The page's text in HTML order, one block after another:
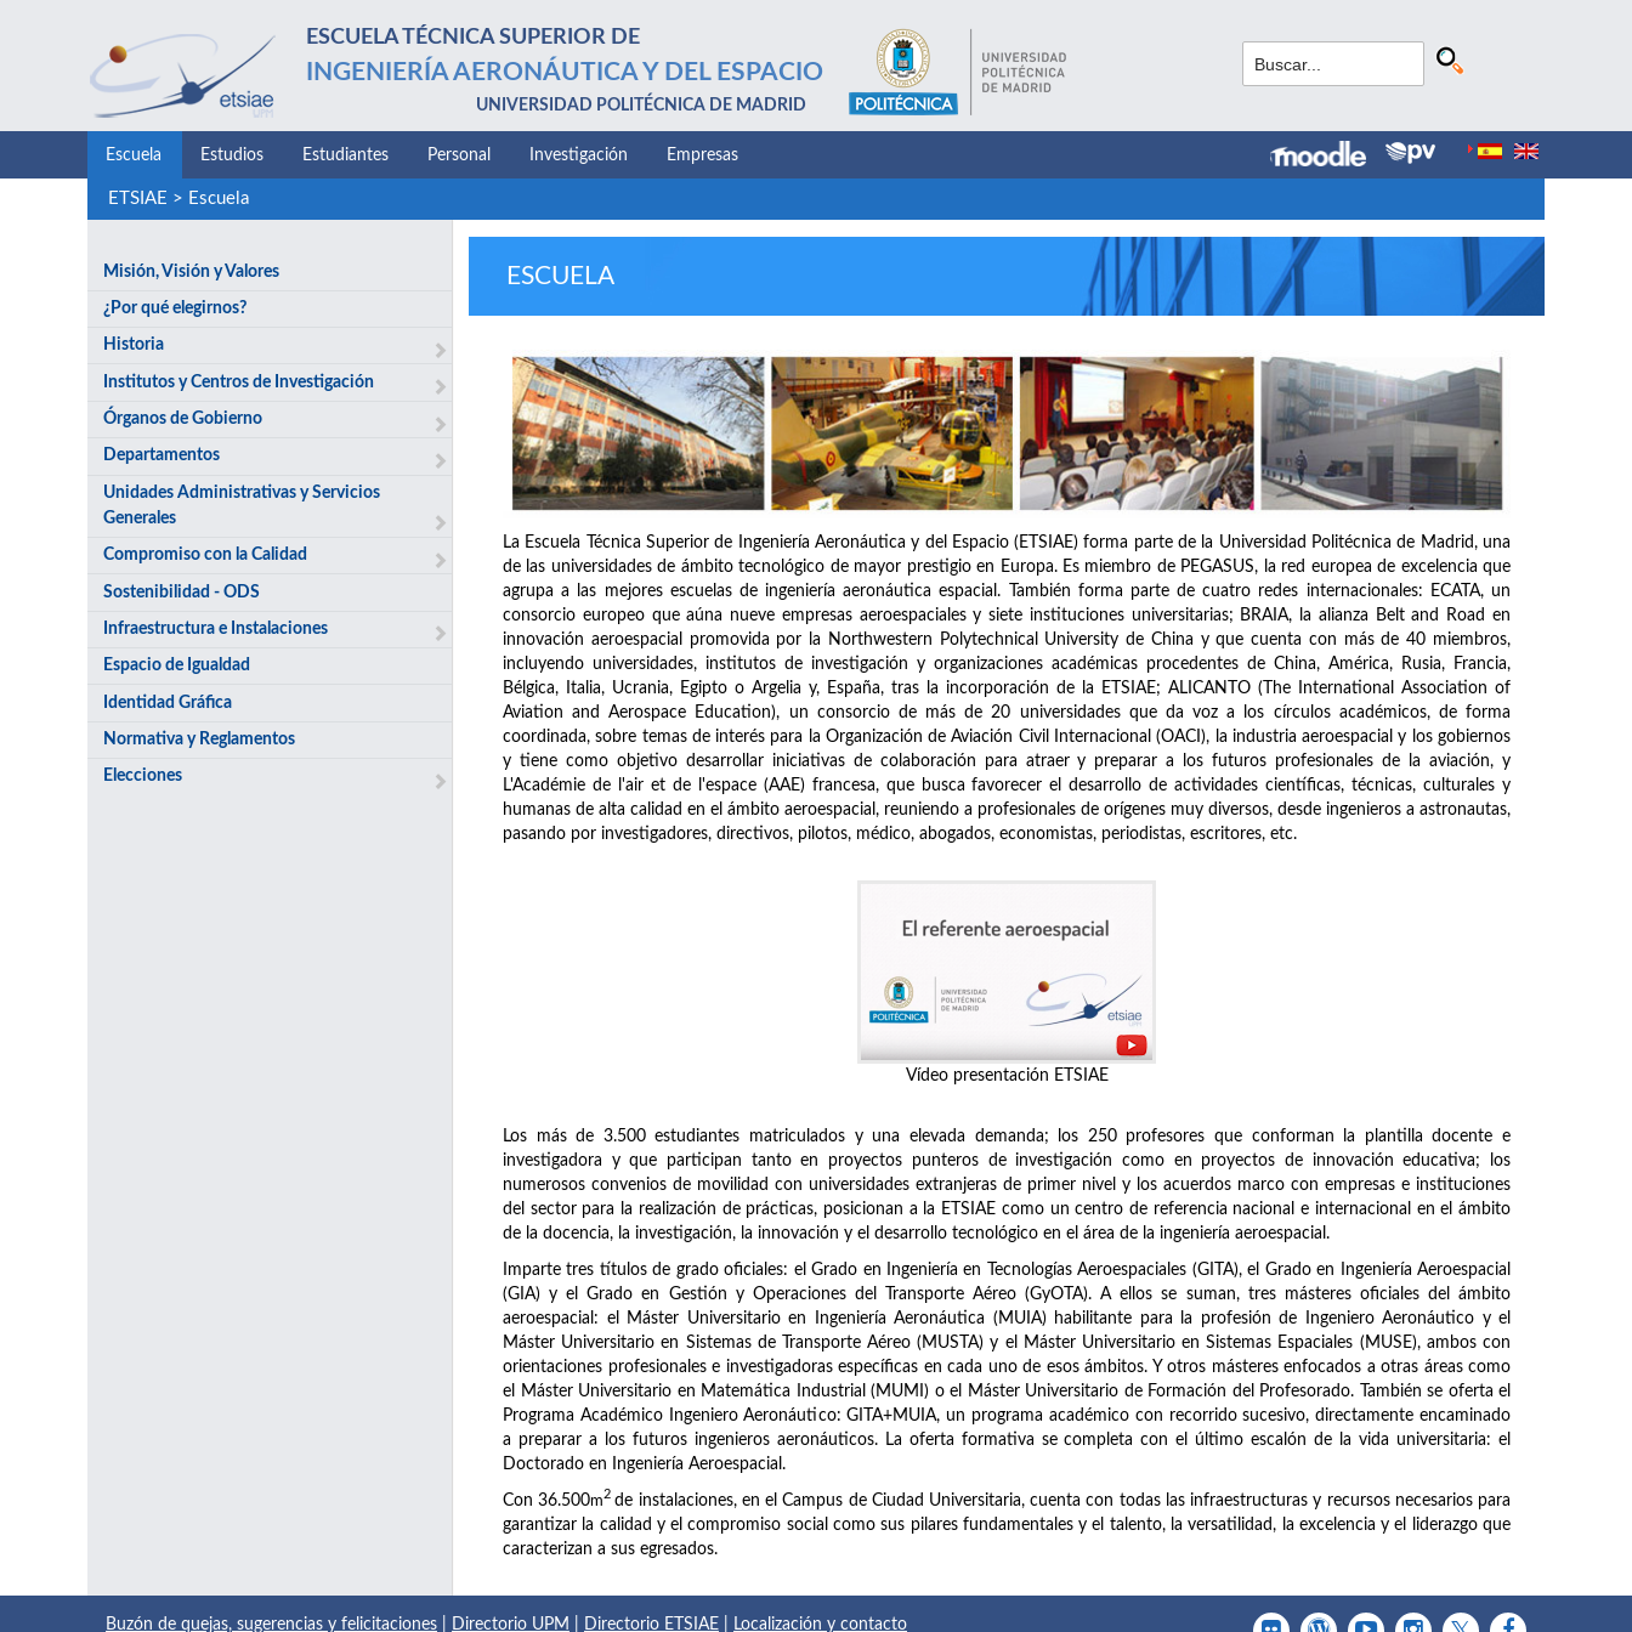
ESCUELA TÉCNICA SUPERIOR DE
INGENIERÍA AERONÁUTICA Y DEL ESPACIO
UNIVERSIDAD POLITÉCNICA DE MADRID
Escuela Estudios Estudiantes Personal Investigación Empresas
ETSIAE > Escuela
Misión, Visión y Valores
¿Por qué elegirnos?
Historia
Institutos y Centros de Investigación
Órganos de Gobierno
Departamentos
Unidades Administrativas y Servicios
Generales
Compromiso con la Calidad
Sostenibilidad - ODS
Infraestructura e Instalaciones
Espacio de Igualdad
Identidad Gráfica
Normativa y Reglamentos
Elecciones
ESCUELA
La Escuela Técnica Superior de Ingeniería Aeronáutica y del Espacio (ETSIAE) forma parte de la Universidad Politécnica de Madrid, una
de las universidades de ámbito tecnológico de mayor prestigio en Europa. Es miembro de PEGASUS, la red europea de excelencia que
agrupa a las mejores escuelas de ingeniería aeronáutica espacial. También forma parte de cuatro redes internacionales: ECATA, un
consorcio europeo que aúna nueve empresas aeroespaciales y siete instituciones universitarias; BRAIA, la alianza Belt and Road en
innovación aeroespacial promovida por la Northwestern Polytechnical University de China y que cuenta con más de 40 miembros,
incluyendo universidades, institutos de investigación y organizaciones académicas procedentes de China, América, Rusia, Francia,
Bélgica, Italia, Ucrania, Egipto o Argelia y, España, tras la incorporación de la ETSIAE; ALICANTO (The International Association of
Aviation and Aerospace Education), un consorcio de más de 20 universidades que da voz a los círculos académicos, de forma
coordinada, sobre temas de interés para la Organización de Aviación Civil Internacional (OACI), la industria aeroespacial y los gobiernos
y tiene como objetivo desarrollar iniciativas de colaboración para atraer y preparar a los futuros profesionales de la aviación, y
L'Académie de l'air et de l'espace (AAE) francesa, que busca favorecer el desarrollo de actividades científicas, técnicas, culturales y
humanas de alta calidad en el ámbito aeroespacial, reuniendo a profesionales de orígenes muy diversos, desde ingenieros a astronautas,
pasando por investigadores, directivos, pilotos, médico, abogados, economistas, periodistas, escritores, etc.
Vídeo presentación ETSIAE
Los más de 3.500 estudiantes matriculados y una elevada demanda; los 250 profesores que conforman la plantilla docente e
investigadora y que participan tanto en proyectos punteros de investigación como en proyectos de innovación educativa; los
numerosos convenios de movilidad con universidades extranjeras de primer nivel y los acuerdos marco con empresas e instituciones
del sector para la realización de prácticas, posicionan a la ETSIAE como un centro de referencia nacional e internacional en el ámbito
de la docencia, la investigación, la innovación y el desarrollo tecnológico en el área de la ingeniería aeroespacial.
Imparte tres títulos de grado oficiales: el Grado en Ingeniería en Tecnologías Aeroespaciales (GITA), el Grado en Ingeniería Aeroespacial
(GIA) y el Grado en Gestión y Operaciones del Transporte Aéreo (GyOTA). A ellos se suman, tres másteres oficiales del ámbito
aeroespacial: el Máster Universitario en Ingeniería Aeronáutica (MUIA) habilitante para la profesión de Ingeniero Aeronáutico y el
Máster Universitario en Sistemas de Transporte Aéreo (MUSTA) y el Máster Universitario en Sistemas Espaciales (MUSE), ambos con
orientaciones profesionales e investigadoras específicas en cada uno de esos ámbitos. Y otros másteres enfocados a otras áreas como
el Máster Universitario en Matemática Industrial (MUMI) o el Máster Universitario de Formación del Profesorado. También se oferta el
Programa Académico Ingeniero Aeronáutico: GITA+MUIA, un programa académico con recorrido sucesivo, directamente encaminado
a preparar a los futuros ingenieros aeronáuticos. La oferta formativa se completa con el último escalón de la vida universitaria: el
Doctorado en Ingeniería Aeroespacial.
Con 36.500m2 de instalaciones, en el Campus de Ciudad Universitaria, cuenta con todas las infraestructuras y recursos necesarios para
garantizar la calidad y el compromiso social como sus pilares fundamentales y el talento, la versatilidad, la excelencia y el liderazgo que
caracterizan a sus egresados.
Buzón de quejas, sugerencias y felicitaciones Directorio UPM Directorio ETSIAE Localización y contacto